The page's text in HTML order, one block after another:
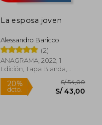
La esposa joven
Alessandro Baricco
(2)
ANAGRAMA, 2022, 1
Edición, Tapa Blanda,
Nuevo